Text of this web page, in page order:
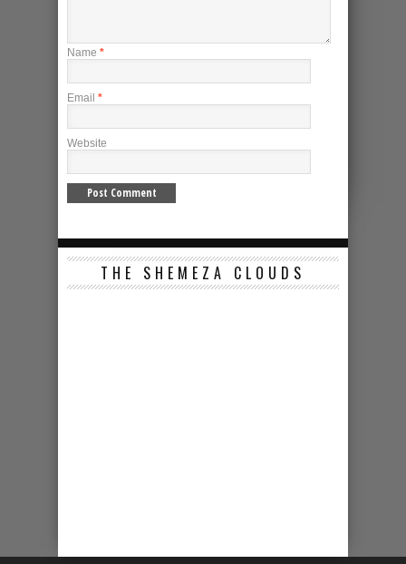
Name *
Email *
Website
THE SHEMEZA CLOUDS